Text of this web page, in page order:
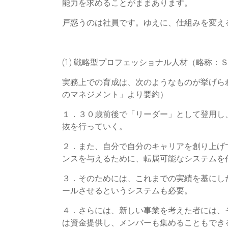
労
総
研
「人
づ
く
事
業
り・
資
金
能力を求めることがままあります。
戸惑うのは社員です。ゆえに、仕組みを変
(1) 戦略型プロフェッショナル人材（略称：
実務上での育成は、次のようなものが挙げ
のマネジメント」より要約）
１．３０歳前後で「リーダー」として登用
抜を行っていく。
２．また、自分で自分のキャリアを創り上
ンスを与えるために、転属可能なシステムを
３．そのためには、これまでの実績を基に
ールさせるというシステムも必要。
４．さらには、新しい事業を考えた者には
は資金提供し、メンバーも集めることもで